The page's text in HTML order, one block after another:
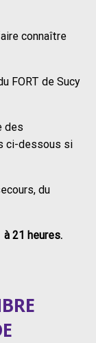
connaître
FORT de Sucy
des
ci-dessous si
du
21 heures.